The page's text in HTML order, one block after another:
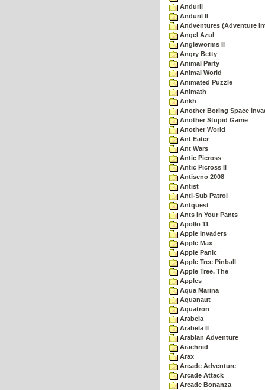
Anduril
Anduril II
Andventures (Adventure
Angel Azul
Angleworms II
Angry Betty
Animal Party
Animal World
Animated Puzzle
Animath
Ankh
Another Boring Space
Another Stupid Game
Another World
Ant Eater
Ant Wars
Antic Picross
Antic Picross II
Antiseno 2008
Antist
Anti-Sub Patrol
Antquest
Ants in Your Pants
Apollo 11
Apple Invaders
Apple Max
Apple Panic
Apple Tree Pinball
Apple Tree, The
Apples
Aqua Marina
Aquanaut
Aquatron
Arabela
Arabela II
Arabian Adventure
Arachnid
Arax
Arcade Adventure
Arcade Attack
Arcade Bonanza